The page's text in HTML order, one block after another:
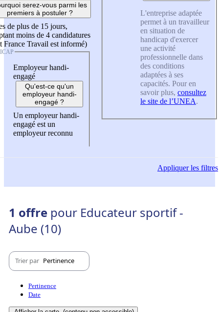
serez-vous parmi les
premiers à postuler ?
de plus de 15 jours,
moins de 4 candidatures
France Travail est informé)
Employeur handi-
engagé
Qu'est-ce qu'un
employeur handi-
engagé ?
Un employeur handi-
engagé est un
employeur reconnu
L'entreprise adaptée
permet à un travailleur
en situation de
handicap d'exercer
une activité
professionnelle dans
des conditions
adaptées à ses
capacités. Pour en
savoir plus, consultez
le site de l’UNEA.
Appliquerles filtres
1 offre pour Educateur sportif -
Aube (10)
Trier par Pertinence
Pertinence
Date